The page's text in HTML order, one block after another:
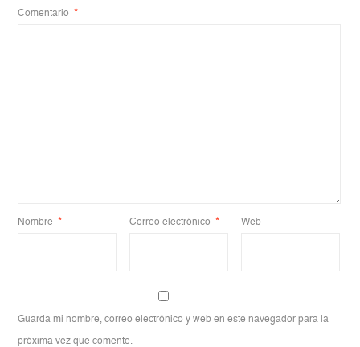
Comentario *
Nombre * Correo electrónico * Web
Guarda mi nombre, correo electrónico y web en este navegador para la
próxima vez que comente.